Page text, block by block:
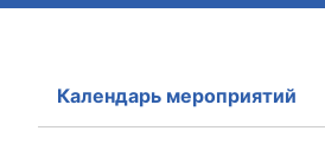
Календарь мероприятий